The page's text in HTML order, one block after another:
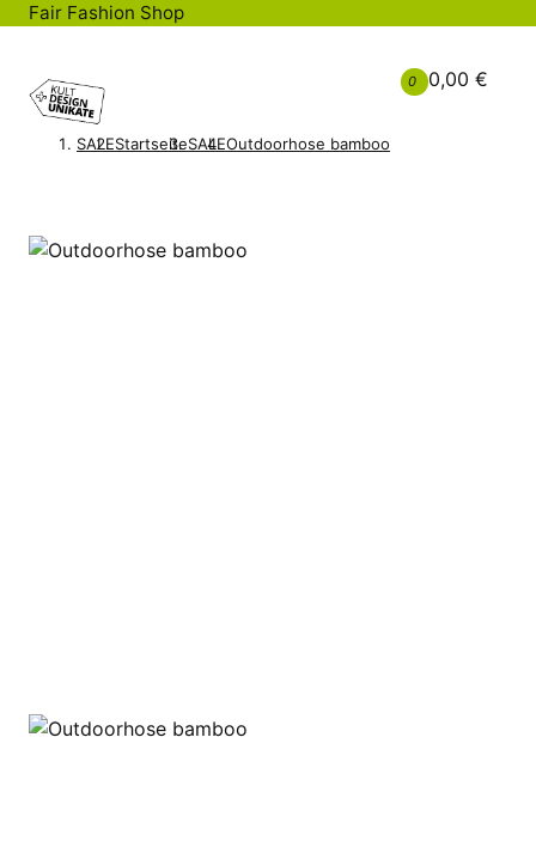
Fair Fashion Shop
0 0,00 €
SALEStartseiteSALEOutdoorhose bamboo